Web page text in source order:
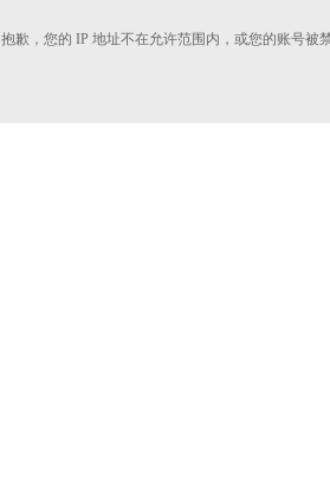
抱歉，您的 IP 地址不在允许范围内，或您的账号被